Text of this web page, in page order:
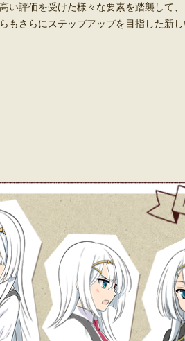
い評価を受けた様々な要素を踏襲して、
もさらにステップアップを目指した新